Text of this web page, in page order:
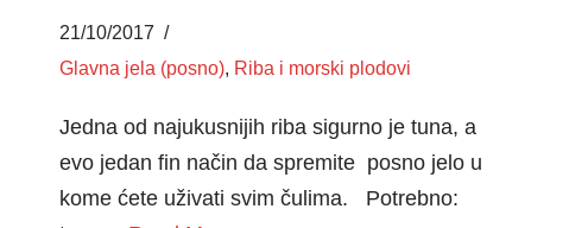
21/10/2017
Glavna jela (posno), Riba i morski plodovi
Jedna od najukusnijih riba sigurno je tuna, a
evo jedan fin način da spremite posno jelo u
kome ćete uživati svim čulima. Potrebno: